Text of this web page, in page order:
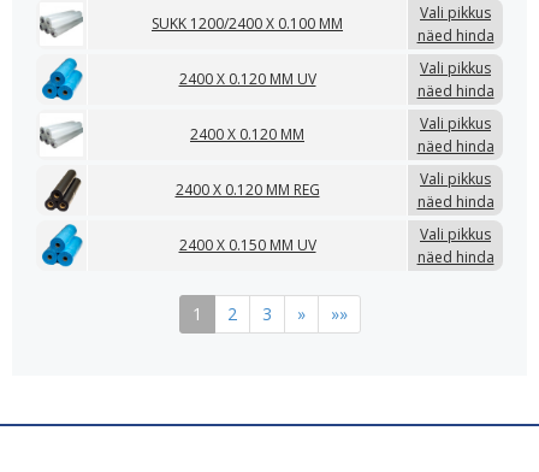
SUKK 1200/2400 X 0.100 MM
Vali pikkus
näed hinda
2400 X 0.120 MM UV
Vali pikkus
näed hinda
2400 X 0.120 MM
Vali pikkus
näed hinda
2400 X 0.120 MM REG
Vali pikkus
näed hinda
2400 X 0.150 MM UV
Vali pikkus
näed hinda
1 2 3 » »»